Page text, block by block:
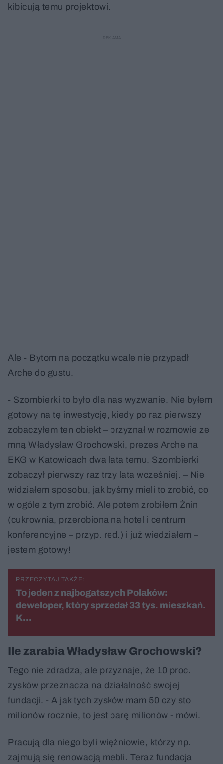
kibicują temu projektowi.
Ale - Bytom na początku wcale nie przypadł
Arche do gustu.
- Szombierki to było dla nas wyzwanie. Nie byłem
gotowy na tę inwestycję, kiedy po raz pierwszy
zobaczyłem ten obiekt – przyznał w rozmowie ze
mną Władysław Grochowski, prezes Arche na
EKG w Katowicach dwa lata temu. Szombierki
zobaczył pierwszy raz trzy lata wcześniej. – Nie
widziałem sposobu, jak byśmy mieli to zrobić, co
w ogóle z tym zrobić. Ale potem zrobiłem Żnin
(cukrownia, przerobiona na hotel i centrum
konferencyjne – przyp. red.) i już wiedziałem –
jestem gotowy!
PRZECZYTAJ TAKŻE:
To jeden z najbogatszych Polaków:
deweloper, który sprzedał 33 tys. mieszkań.
K…
Ile zarabia Władysław Grochowski?
Tego nie zdradza, ale przyznaje, że 10 proc.
zysków przeznacza na działalność swojej
fundacji. - A jak tych zysków mam 50 czy sto
milionów rocznie, to jest parę milionów - mówi.
Pracują dla niego byli więźniowie, którzy np.
zajmują się renowacją mebli. Teraz fundacja